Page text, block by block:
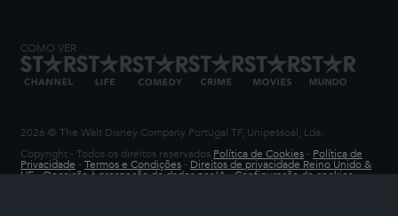
COMO VER
2026 © The Walt Disney Company Portugal TF, Unipessoal, Lda.
Copyright - Todos os direitos reservados Política de Cookies - Política de
Privacidade - Termos e Condições - Direitos de privacidade Reino Unido &
UE-Oposição à prospeção de dados por IA-Configuração de cookies